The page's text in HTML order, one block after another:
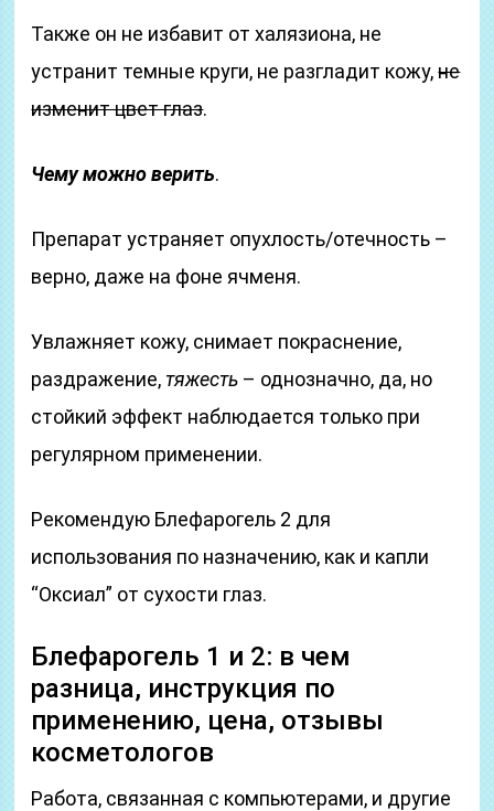
Также он не избавит от халязиона, не
устранит темные круги, не разгладит кожу,не
изменит цвет глаз.
Чему можно верить.
Препарат устраняет опухлость/отечность –
верно, даже на фоне ячменя.
Увлажняет кожу, снимает покраснение,
раздражение, тяжесть – однозначно, да, но
стойкий эффект наблюдается только при
регулярном применении.
Рекомендую Блефарогель 2 для
использования по назначению, как и капли
“Оксиал” от сухости глаз.
Блефарогель 1 и 2: в чем
разница, инструкция по
применению, цена, отзывы
косметологов
Работа, связанная с компьютерами, и другие